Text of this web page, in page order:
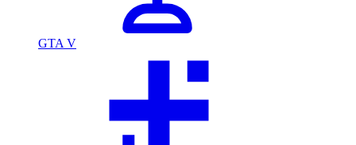
GTA V